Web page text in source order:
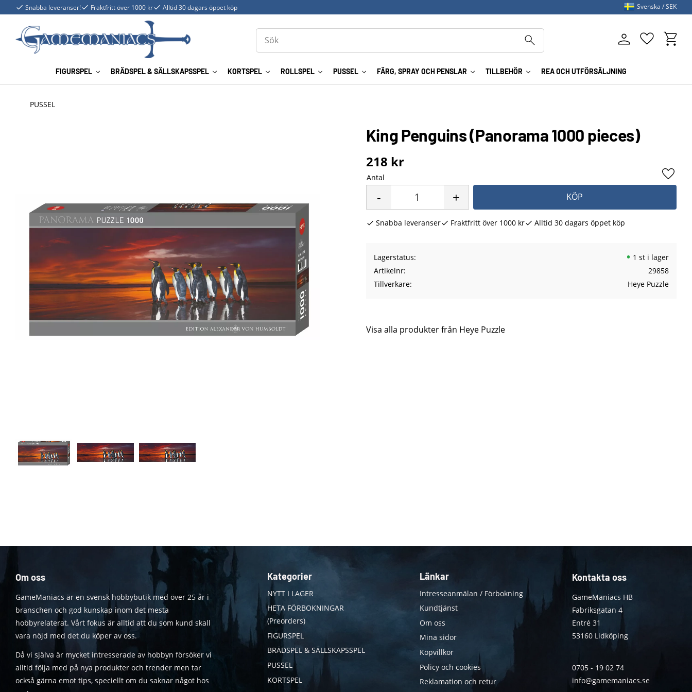
Snabba leveranser! Fraktfritt över 1000 kr Alltid 30 dagars öppet köp
FIGURSPEL BRÄDSPEL & SÄLLSKAPSSPEL KORTSPEL ROLLSPEL PUSSEL FÄRG, SPRAY OCH PENSLAR TILLBEHÖR REA OCH UTFÖRSÄLJNING
Favoriter
Svenska SEK
PUSSEL
King Penguins (Panorama 1000 pieces)
218 kr
Antal
+
- KÖP
Lägg
Snabba leveranser Fraktfritt över 1000 kr Alltid 30 dagars öppet köp
Lagerstatus
1 st i lager
Artikelnr
29858
Tillverkare
Heye Puzzle
Visa alla produkter från Heye Puzzle
Om oss
GameManiacs är en svensk hobbybutik med över 25 år i
branschen och god kunskap inom det mesta
hobbyrelaterat. Vårt fokus är alltid att du som kund skall
vara nöjd med det du köper av oss.
Då vi själva är mycket intresserade av hobbyn försöker vi
alltid följa med på nya produkter och trender men tar
också gärna emot tips, speciellt om du saknar något hos
Kategorier
NYTT I LAGER
HETA FÖRBOKNINGAR
(Preorders)
FIGURSPEL
BRÄDSPEL & SÄLLSKAPSSPEL
PUSSEL
KORTSPEL
Länkar
Intresseanmälan / Förbokning
Kundtjänst
Om oss
Mina sidor
Köpvillkor
Policy och cookies
Reklamation och retur
Kontakta oss
GameManiacs HB
Fabriksgatan 4
Entré 31
53160 Lidköping
0705 - 19 02 74
info@gamemaniacs.se